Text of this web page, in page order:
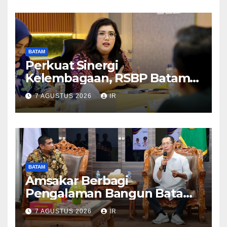
BATAM
Perkuat Sinergi
Kelembagaan, RSBP Batam
dan BPOM Pastikan
Pelayanan dan Ketersediaan
Obat Aman
7 AGUSTUS 2026 IR
BATAM
Amsakar Berbagi
Pengalaman Bangun Batam,
DPRD Dumai Dalami
Pendidikan hingga Investasi
7 AGUSTUS 2026 IR